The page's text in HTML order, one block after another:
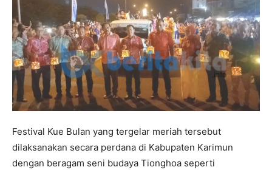
Festival Kue Bulan yang tergelar meriah tersebut
dilaksanakan secara perdana di Kabupaten Karimun
dengan beragam seni budaya Tionghoa seperti